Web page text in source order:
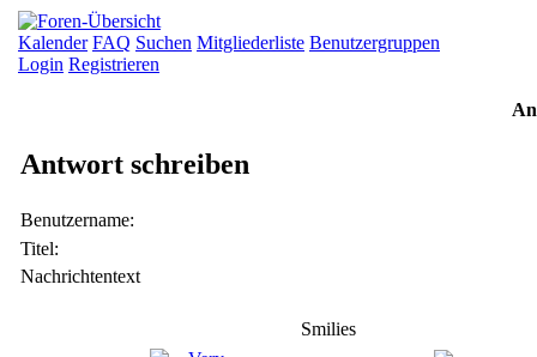
Kalender FAQ Suchen Mitgliederliste Benutzergruppen
Login Registrieren
Antwort schreiben
Benutzername:
Titel:
Nachrichtentext
Smilies